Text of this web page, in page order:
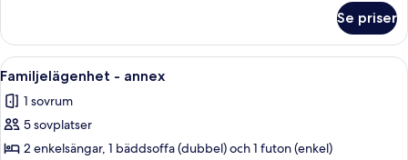
Classic
annex
Se priser
Öppna
alla
foton
för
Familjelägenhet
Ett sovrum med en stor säng, en
6
Familjelägenhet - annex
1 sovrum
5 sovplatser
2 enkelsängar, 1 bäddsoffa (dubbel) och 1 futon (enkel)